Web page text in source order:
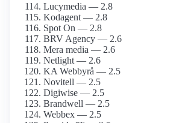
Lucymedia — 2.8
Kodagent — 2.8
Spot On — 2.8
BRV Agency — 2.6
Mera media — 2.6
Netlight — 2.6
KA Webbyrå — 2.5
Novitell — 2.5
Digiwise — 2.5
Brandwell — 2.5
Webbex — 2.5